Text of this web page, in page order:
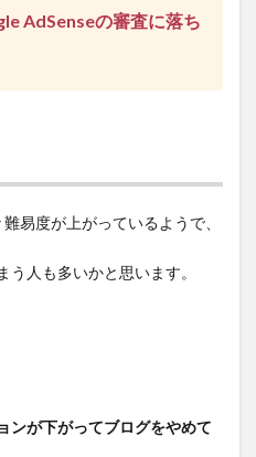
AdSenseの審査に落ち
易度が上がっているようで、
人も多いかと思います。
ンが下がってブログをやめて